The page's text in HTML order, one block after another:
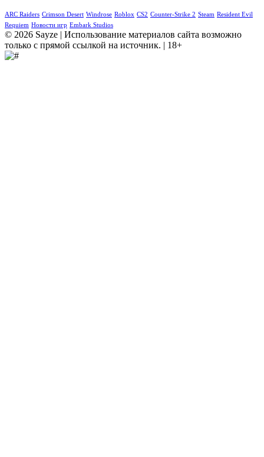
ARC Raiders Crimson Desert Windrose Roblox CS2 Counter-Strike 2 Steam Resident Evil
Requiem Новости игр Embark Studios
© 2026 Sayze | Использование материалов сайта возможно
только с прямой ссылкой на источник. | 18+